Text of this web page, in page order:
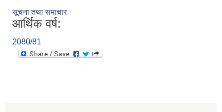
सूचना तथा समाचार
आर्थिक वर्ष:
2080/81